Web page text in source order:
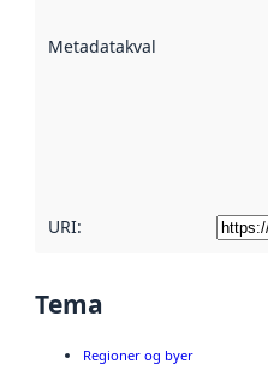
Metadatakvalitet
URI:
Tema
Regioner og byer